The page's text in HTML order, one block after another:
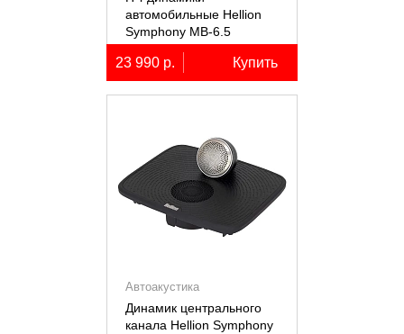
автомобильные Hellion
Symphony MB-6.5
23 990 р. Купить
Автоакустика
Динамик центрального
канала Hellion Symphony